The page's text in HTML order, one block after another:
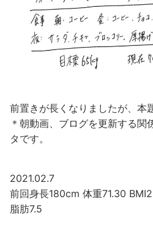
前置きが長くなりましたが、本
＊朝動画、ブログを更新する関
タです。
2021.02.7
前回身長180cm 体重71.30
脂肪7.5